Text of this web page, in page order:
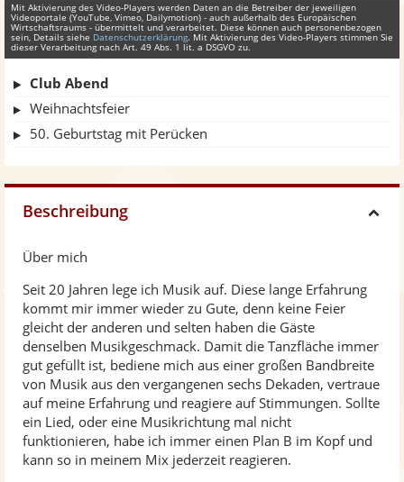
Mit Aktivierung des Video-Players werden Daten an die Betreiber der jeweiligen
Videoportale (YouTube, Vimeo, Dailymotion) - auch außerhalb des Europäischen
Wirtschaftsraums - übermittelt und verarbeitet. Diese können auch personenbezogen
sein, Details siehe Datenschutzerklärung. Mit Aktivierung des Video-Players stimmen Sie
dieser Verarbeitung nach Art. 49 Abs. 1 lit. a DSGVO zu.
Club Abend
Weihnachtsfeier
50. Geburtstag mit Perücken
Beschreibung
Über mich
Seit 20 Jahren lege ich Musik auf. Diese lange Erfahrung
kommt mir immer wieder zu Gute, denn keine Feier
gleicht der anderen und selten haben die Gäste
denselben Musikgeschmack. Damit die Tanzfläche immer
gut gefüllt ist, bediene mich aus einer großen Bandbreite
von Musik aus den vergangenen sechs Dekaden, vertraue
auf meine Erfahrung und reagiere auf Stimmungen. Sollte
ein Lied, oder eine Musikrichtung mal nicht
funktionieren, habe ich immer einen Plan B im Kopf und
kann so in meinem Mix jederzeit reagieren.